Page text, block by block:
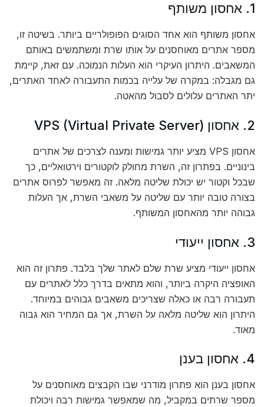
1. אחסון משותף
אחסון משותף הוא אחד הסוגים הפופולריים ביותר. בשיטה זו,
מספר אתרים מאוחסנים על אותו שרת ומשתמשים באותם
המשאבים. היתרון העיקרי הוא העלות הנמוכה. עם זאת, קיימת
גם מגבלה: במקרה של עלייה בכמות התעבורה לאחד האתרים,
יתר האתרים עלולים לסבול מהאטה.
2. אחסון VPS (Virtual Private Server)
אחסון VPS מציע יותר גמישות ומענה לצרכים של אתרים
בינוניים. בפתרון זה, השרת מחולק לוקטורים וירטואליים, כך
שבכל וקטור יש יכולת שליטה מלאה. זה מאפשר לפרוס אתרים
בצורה טובה יותר עם שליטה על משאבי השרת, אך העלות
גבוהה יותר מהאחסון המשותף.
3. אחסון ייעודי
אחסון ייעודי מציע שרת שלם לאתר שלך בלבד. פתרון זה הוא
האופציה היקרה ביותר, והוא מתאים בדרך כלל לאתרים עם
תעבורה רבה או כאלה שצריכים משאבים גבוהים במיוחד.
היתרון הוא שליטה מלאה על השרת, אך גם המחיר הוא גבוה
מאוד.
4. אחסון בענן
אחסון בענן הוא פתרון מודרני שבו הקבצים מאוחסנים על
מספר שרתים במקביל, מה שמאפשר גמישות רבה ויכולת